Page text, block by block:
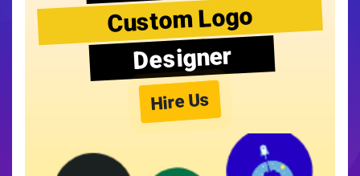
Custom Logo
Designer
Hire Us